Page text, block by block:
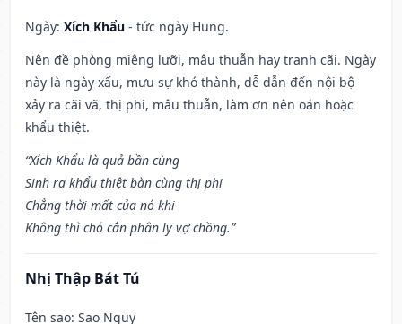
Ngày: Xích Khẩu - tức ngày Hung.
Nên đề phòng miệng lưỡi, mâu thuẫn hay tranh cãi. Ngày
này là ngày xấu, mưu sự khó thành, dễ dẫn đến nội bộ
xảy ra cãi vã, thị phi, mâu thuẫn, làm ơn nên oán hoặc
khẩu thiệt.
“Xích Khẩu là quả bần cùng
Sinh ra khẩu thiệt bàn cùng thị phi
Chẳng thời mất của nó khi
Không thì chó cắn phân ly vợ chồng.”
Nhị Thập Bát Tú
Tên sao: Sao Nguy